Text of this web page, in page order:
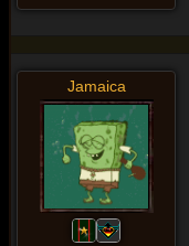
Jamaica